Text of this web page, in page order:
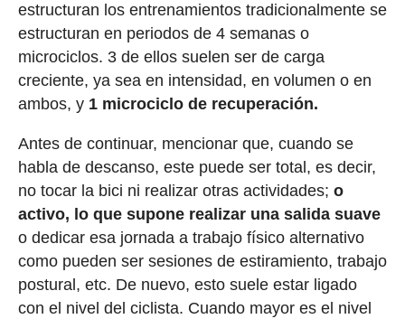
estructuran los entrenamientos tradicionalmente se
estructuran en periodos de 4 semanas o
microciclos. 3 de ellos suelen ser de carga
creciente, ya sea en intensidad, en volumen o en
ambos, y 1 microciclo de recuperación.
Antes de continuar, mencionar que, cuando se
habla de descanso, este puede ser total, es decir,
no tocar la bici ni realizar otras actividades; o
activo, lo que supone realizar una salida suave
o dedicar esa jornada a trabajo físico alternativo
como pueden ser sesiones de estiramiento, trabajo
postural, etc. De nuevo, esto suele estar ligado
con el nivel del ciclista. Cuando mayor es el nivel